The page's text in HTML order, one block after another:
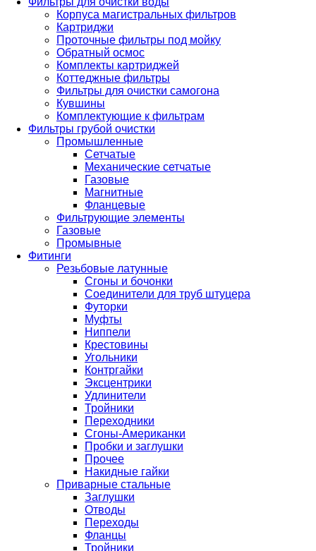
Корпуса магистральных фильтров
Картриджи
Проточные фильтры под мойку
Обратный осмос
Комплекты картриджей
Коттеджные фильтры
Фильтры для очистки самогона
Кувшины
Комплектующие к фильтрам
Фильтры грубой очистки
Промышленные
Сетчатые
Механические сетчатые
Газовые
Магнитные
Фланцевые
Фильтрующие элементы
Газовые
Промывные
Фитинги
Резьбовые латунные
Сгоны и бочонки
Соединители для труб штуцера
Футорки
Муфты
Ниппели
Крестовины
Угольники
Контргайки
Эксцентрики
Удлинители
Тройники
Переходники
Сгоны-Американки
Пробки и заглушки
Прочее
Накидные гайки
Приварные стальные
Заглушки
Отводы
Переходы
Фланцы
Тройники